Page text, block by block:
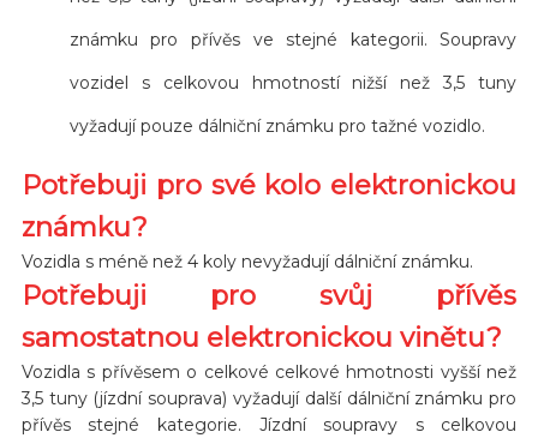
známku pro přívěs ve stejné kategorii. Soupravy
vozidel s celkovou hmotností nižší než 3,5 tuny
vyžadují pouze dálniční známku pro tažné vozidlo.
Potřebuji pro své kolo elektronickou
známku?
Vozidla s méně než 4 koly nevyžadují dálniční známku.
Potřebuji pro svůj přívěs
samostatnou elektronickou vinětu?
Vozidla s přívěsem o celkové celkové hmotnosti vyšší než
3,5 tuny (jízdní souprava) vyžadují další dálniční známku pro
přívěs stejné kategorie. Jízdní soupravy s celkovou